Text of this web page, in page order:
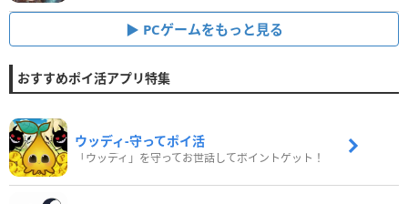
PCゲームをもっと見る
おすすめポイ活アプリ特集
ウッディ‐守ってポイ活
「ウッディ」を守ってお世話してポイントゲット！